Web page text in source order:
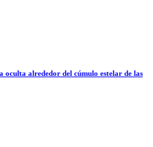
oculta alrededor del cúmulo estelar de las